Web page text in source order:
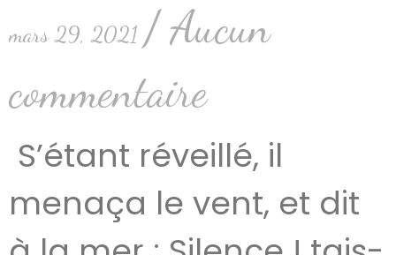
mars 29, 2021
Aucun
commentaire
S’étant réveillé, il
menaça le vent, et dit